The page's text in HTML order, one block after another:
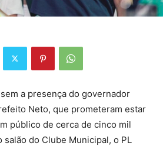
a presença do governador
Neto, que prometeram estar
público de cerca de cinco mil
salão do Clube Municipal, o PL